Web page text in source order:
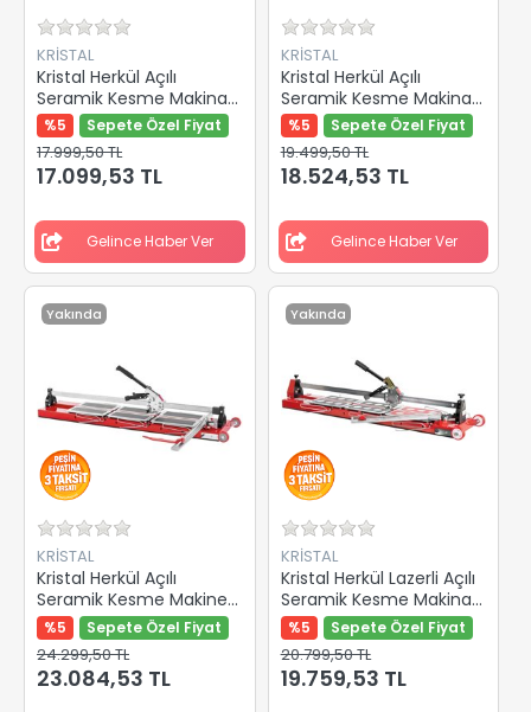
KRİSTAL
Kristal Herkül Açılı
Seramik Kesme Makinası
640mm 35500
%5 Sepete Özel Fiyat
17.999,50 TL
17.099,53 TL
Gelince Haber Ver
KRİSTAL
Kristal Herkül Açılı
Seramik Kesme Makinası
750mm 35501
%5 Sepete Özel Fiyat
19.499,50 TL
18.524,53 TL
Gelince Haber Ver
Yakında
KRİSTAL
Kristal Herkül Açılı
Seramik Kesme Makinesi
1200Mm 35503
%5 Sepete Özel Fiyat
24.299,50 TL
23.084,53 TL
Yakında
KRİSTAL
Kristal Herkül Lazerli Açılı
Seramik Kesme Makinası
640mm 35600
%5 Sepete Özel Fiyat
20.799,50 TL
19.759,53 TL